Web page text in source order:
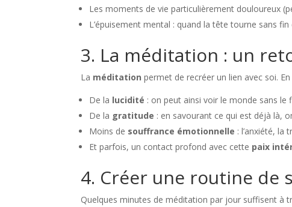
Les moments de vie particulièrement douloureux
L’épuisement mental : quand la tête tourne sans
3. La méditation : un
La méditation permet de recréer un lien avec soi.
De la lucidité : on peut ainsi voir le monde sans le
De la gratitude : en savourant ce qui est déjà là,
Moins de souffrance émotionnelle : l’anxiété, la
Et parfois, un contact profond avec cette paix
4. Créer une routine de
Quelques minutes de méditation par jour suffisent à